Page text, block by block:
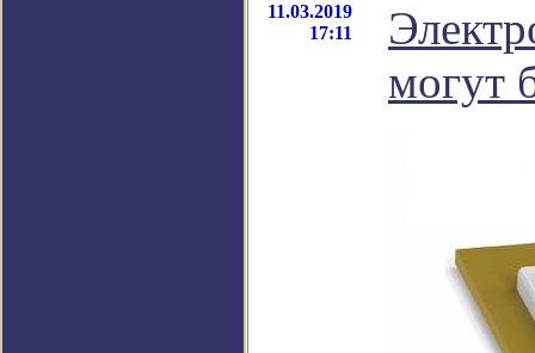
11.03.2019
17:11
могут